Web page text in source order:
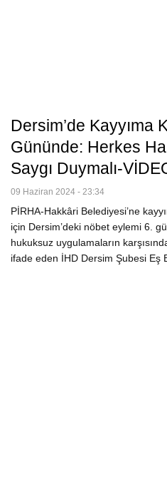
Dersim’de Kayyıma
Gününde: Herkes
Saygı Duymalı-
09 Haziran 2024 - 23:34
PİRHA-Hakkâri Belediyesi’ne
için Dersim’deki nöbet eylemi 6.
hukuksuz uygulamaların
ifade eden İHD Dersim Şubesi Eş